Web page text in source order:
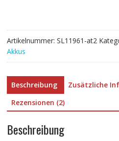
UX582LR
Menge
Artikelnummer: SL11961-at2
Akkus
Beschreibung
Zusätzliche
Rezensionen (2)
Beschreibung